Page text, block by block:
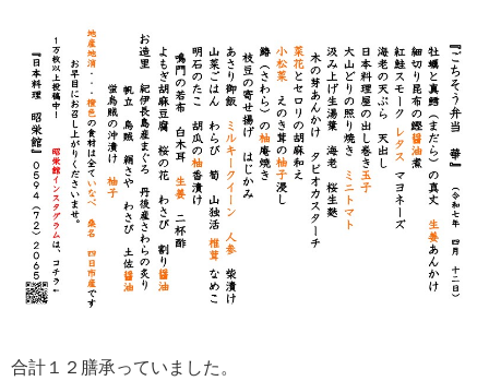
合計１２膳承っていました。